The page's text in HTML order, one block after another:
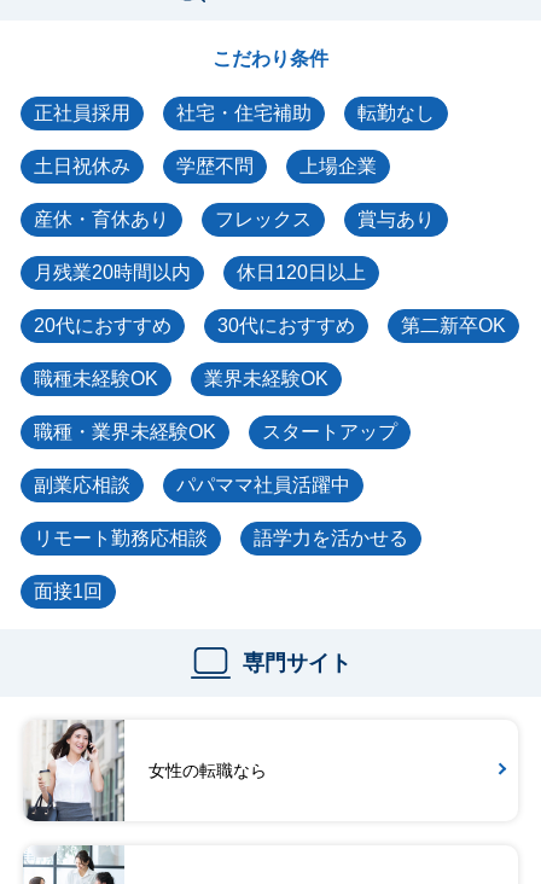
こだわり条件
正社員採用 社宅・住宅補助 転勤なし
土日祝休み 学歴不問 上場企業
産休・育休あり フレックス 賞与あり
月残業20時間以内 休日120日以上
20代におすすめ 30代におすすめ 第二新卒OK
職種未経験OK 業界未経験OK
職種・業界未経験OK スタートアップ
副業応相談 パパママ社員活躍中
リモート勤務応相談 語学力を活かせる
面接1回
専門サイト
女性の転職なら